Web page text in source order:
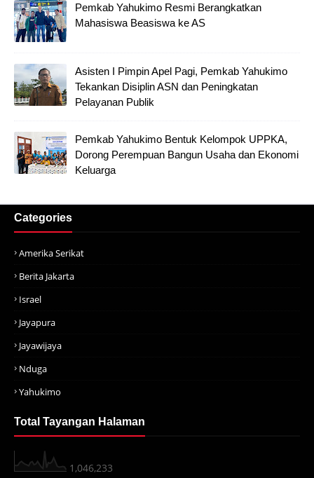
Pemkab Yahukimo Resmi Berangkatkan
Mahasiswa Beasiswa ke AS
Asisten I Pimpin Apel Pagi, Pemkab Yahukimo
Tekankan Disiplin ASN dan Peningkatan
Pelayanan Publik
Pemkab Yahukimo Bentuk Kelompok UPPKA,
Dorong Perempuan Bangun Usaha dan Ekonomi
Keluarga
Categories
Amerika Serikat
Berita Jakarta
Israel
Jayapura
Jayawijaya
Nduga
Yahukimo
Total Tayangan Halaman
1,046,233